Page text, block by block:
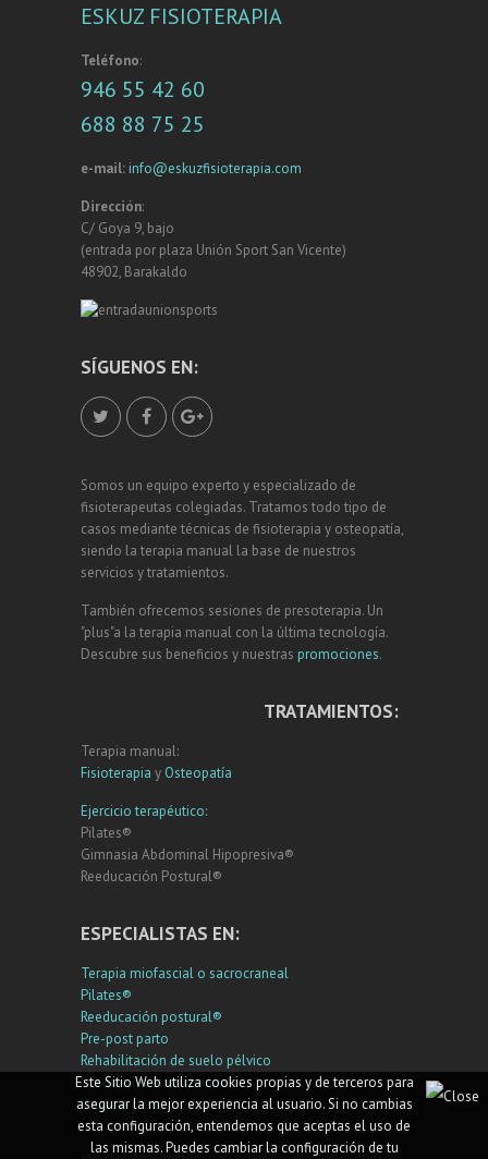
ESKUZ FISIOTERAPIA
Teléfono:
946 55 42 60
688 88 75 25
e-mail: info@eskuzfisioterapia.com
Dirección:
C/ Goya 9, bajo
(entrada por plaza Unión Sport San Vicente)
48902, Barakaldo
SÍGUENOS EN:
Somos un equipo experto y especializado de
fisioterapeutas colegiadas. Tratamos todo tipo de
casos mediante técnicas de fisioterapia y osteopatía,
siendo la terapia manual la base de nuestros
servicios y tratamientos.
También ofrecemos sesiones de presoterapia. Un
"plus"a la terapia manual con la última tecnología.
Descubre sus beneficios y nuestras promociones.
TRATAMIENTOS:
Terapia manual:
Fisioterapia y Osteopatía
Ejercicio terapéutico:
Pilates®
Gimnasia Abdominal Hipopresiva®
Reeducación Postural®
ESPECIALISTAS EN:
Terapia miofascial o sacrocraneal
Pilates®
Reeducación postural®
Pre-post parto
Rehabilitación de suelo pélvico
Drenaje linfático manual
Vendaje neuromuscular
Este Sitio Web utiliza cookies propias y de terceros para
asegurar la mejor experiencia al usuario. Si no cambias
esta configuración, entendemos que aceptas el uso de
las mismas. Puedes cambiar la configuración de tu